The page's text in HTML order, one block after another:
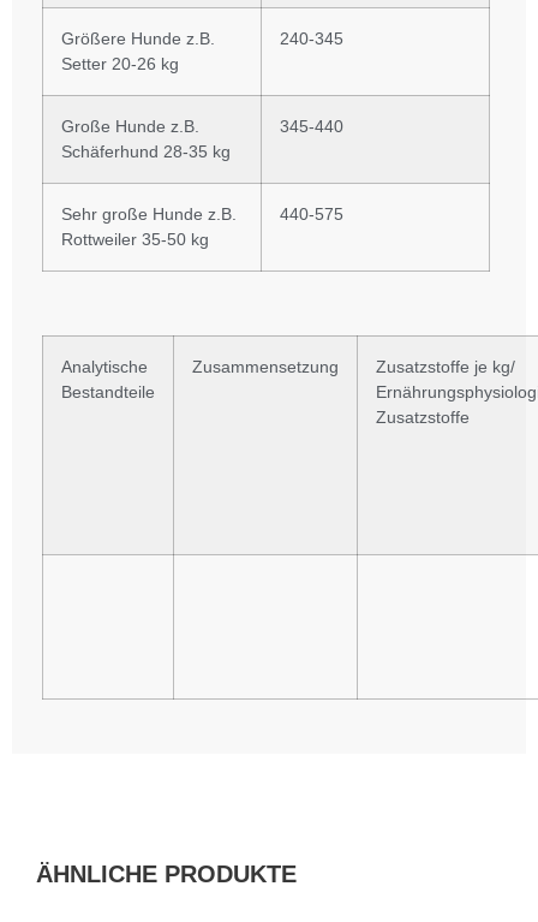
Größere Hunde z.B.
Setter 20-26 kg
240-345
Große Hunde z.B.
Schäferhund 28-35 kg
345-440
Sehr große Hunde z.B.
Rottweiler 35-50 kg
440-575
Analytische
Bestandteile
Zusammensetzung
Zusatzstoffe je kg/
Zusatzstoffe
ÄHNLICHE PRODUKTE